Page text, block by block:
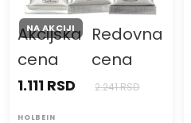
NA AKCIJI
Akcijska
cena
1.111 RSD
Redovna
cena
2.241 RSD
HOLBEIN